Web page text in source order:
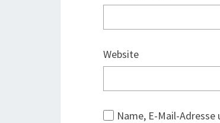
Website
Name, E-Mail-